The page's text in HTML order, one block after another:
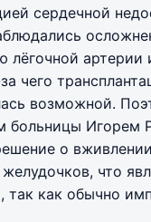
сердечной
лёгочной артерии
чего
возможной.
больницы Игорем
о
что
так как обычно